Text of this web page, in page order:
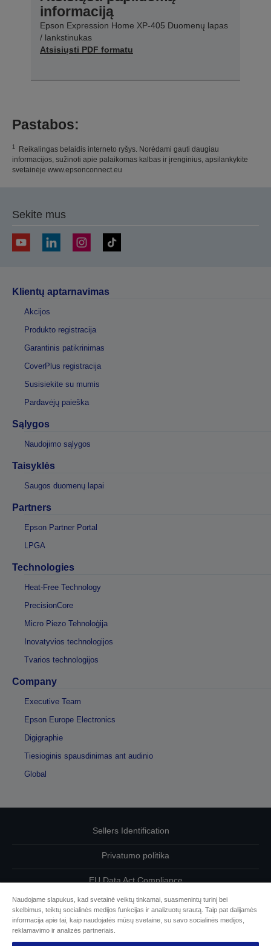
informaciją
Epson Expression Home XP-405 Duomenų lapas
/ lankstinukas
Atsisiųsti PDF formatu
Pastabos:
1
Reikalingas belaidis interneto ryšys. Norėdami gauti daugiau
informacijos, sužinoti apie palaikomas kalbas ir įrenginius, apsilankykite
svetainėje www.epsonconnect.eu
Sekite mus
Klientų aptarnavimas
Akcijos
Produkto registracija
Garantinis patikrinimas
CoverPlus registracija
Susisiekite su mumis
Pardavėjų paieška
Sąlygos
Naudojimo sąlygos
Taisyklės
Saugos duomenų lapai
Partners
Epson Partner Portal
LPGA
Technologies
Heat-Free Technology
PrecisionCore
Micro Piezo Tehnoloģija
Inovatyvios technologijos
Tvarios technologijos
Company
Executive Team
Epson Europe Electronics
Digigraphie
Tiesioginis spausdinimas ant audinio
Global
Sellers Identification
Privatumo politika
EU Data Act Compliance
Susisiekite su mumis dėl savo duomenų
Cookie Information
Naudojame slapukus, kad svetainė veiktų tinkamai, suasmenintų turinį bei
skelbimus, teiktų socialinės medijos funkcijas ir analizuotų srautą. Taip pat dalijamės
informacija apie tai, kaip naudojatės mūsų svetaine, su savo socialinės medijos,
reklamavimo ir analizės partneriais.